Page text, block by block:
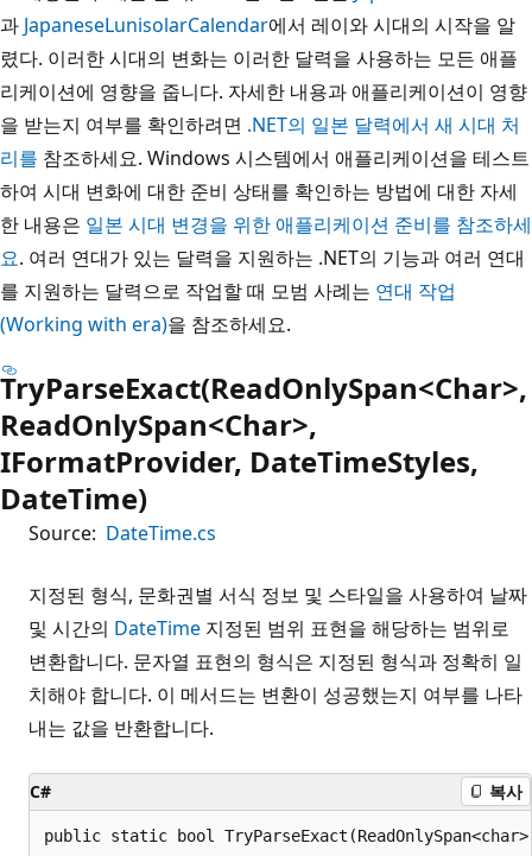
과 JapaneseLunisolarCalendar에서 레이와 시대의 시작을 알
렸다. 이러한 시대의 변화는 이러한 달력을 사용하는 모든 애플
리케이션에 영향을 줍니다. 자세한 내용과 애플리케이션이 영향
을 받는지 여부를 확인하려면 .NET의 일본 달력에서 새 시대 처
리를 참조하세요. Windows 시스템에서 애플리케이션을 테스트
하여 시대 변화에 대한 준비 상태를 확인하는 방법에 대한 자세
한 내용은 일본 시대 변경을 위한 애플리케이션 준비를 참조하세
요. 여러 연대가 있는 달력을 지원하는 .NET의 기능과 여러 연대
를 지원하는 달력으로 작업할 때 모범 사례는 연대 작업
(Working with era)을 참조하세요.
TryParseExact(ReadOnlySpan<Char>,
ReadOnlySpan<Char>,
IFormatProvider, DateTimeStyles,
DateTime)
Source: DateTime.cs
지정된 형식, 문화권별 서식 정보 및 스타일을 사용하여 날짜
및 시간의 DateTime 지정된 범위 표현을 해당하는 범위로
변환합니다. 문자열 표현의 형식은 지정된 형식과 정확히 일
치해야 합니다. 이 메서드는 변환이 성공했는지 여부를 나타
내는 값을 반환합니다.
C# 복사
public static bool